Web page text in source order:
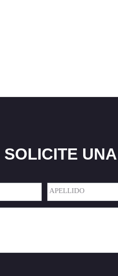
SOLICITE
Apellido